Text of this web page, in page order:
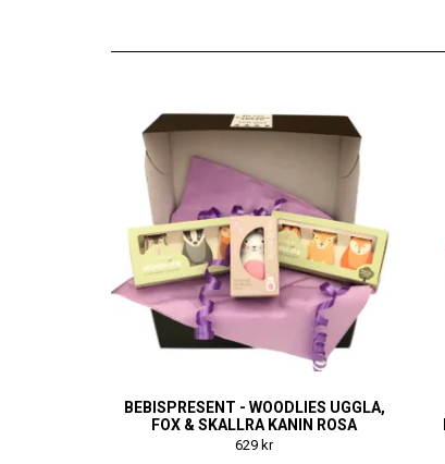
BEBISPRESENT - WOODLIES UGGLA,
FOX & SKALLRA KANIN ROSA
629 kr